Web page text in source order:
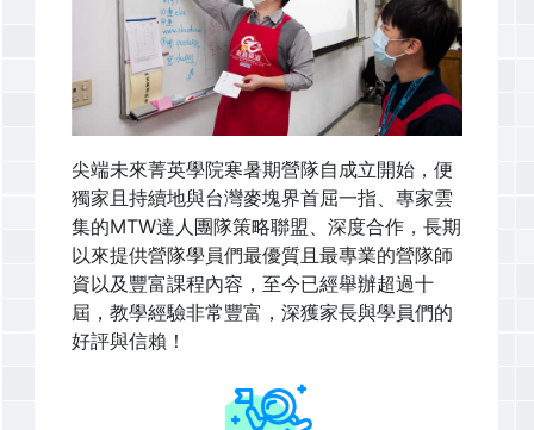
尖端未來菁英學院寒暑期營隊自成立開始，便
獨家且持續地與台灣麥塊界首屈一指、專家雲
集的MTW達人團隊策略聯盟、深度合作，長期
以來提供營隊學員們最優質且最專業的營隊師
資以及豐富課程內容，至今已經舉辦超過十
屆，教學經驗非常豐富，深獲家長與學員們的
好評與信賴！